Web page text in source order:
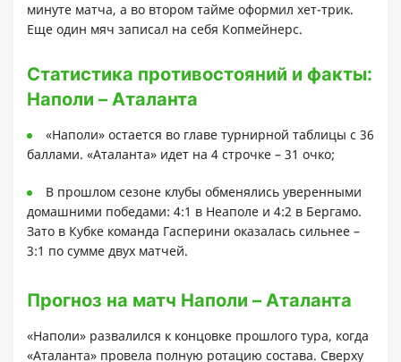
минуте матча, а во втором тайме оформил хет-трик.
Еще один мяч записал на себя Копмейнерс.
Статистика противостояний и факты:
Наполи – Аталанта
«Наполи» остается во главе турнирной таблицы с 36
баллами. «Аталанта» идет на 4 строчке – 31 очко;
В прошлом сезоне клубы обменялись уверенными
домашними победами: 4:1 в Неаполе и 4:2 в Бергамо.
Зато в Кубке команда Гасперини оказалась сильнее –
3:1 по сумме двух матчей.
Прогноз на матч Наполи – Аталанта
«Наполи» развалился к концовке прошлого тура, когда
«Аталанта» провела полную ротацию состава. Сверху